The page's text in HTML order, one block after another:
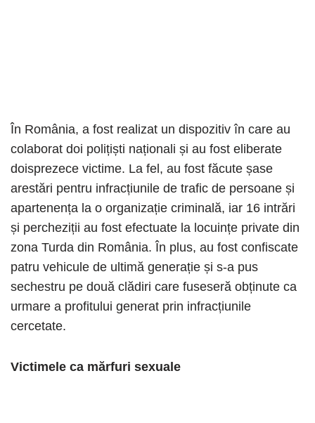
În România, a fost realizat un dispozitiv în care au
colaborat doi polițiști naționali și au fost eliberate
doisprezece victime. La fel, au fost făcute șase
arestări pentru infracțiunile de trafic de persoane și
apartenența la o organizație criminală, iar 16 intrări
și percheziții au fost efectuate la locuințe private din
zona Turda din România. În plus, au fost confiscate
patru vehicule de ultimă generație și s-a pus
sechestru pe două clădiri care fuseseră obținute ca
urmare a profitului generat prin infracțiunile
cercetate.
Victimele ca mărfuri sexuale